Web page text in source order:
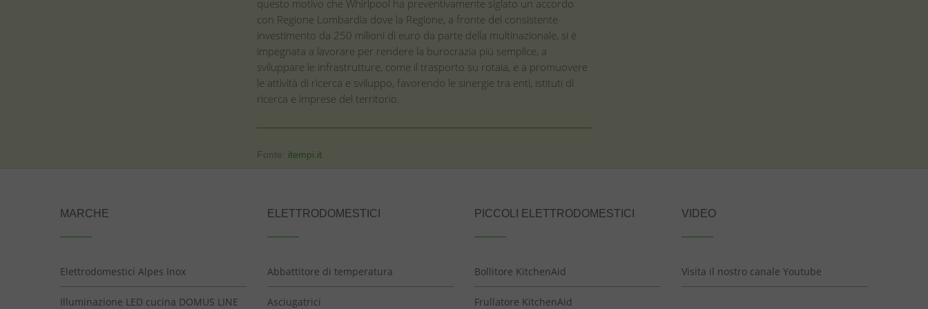
questo motivo che Whirlpool ha preventivamente siglato un accordo
con Regione Lombardia dove la Regione, a fronte del consistente
investimento da 250 milioni di euro da parte della multinazionale, si è
impegnata a lavorare per rendere la burocrazia più semplice, a
sviluppare le infrastrutture, come il trasporto su rotaia, e a promuovere
le attività di ricerca e sviluppo, favorendo le sinergie tra enti, istituti di
ricerca e imprese del territorio.
Fonte: itempi.it
MARCHE
Elettrodomestici Alpes Inox
Illuminazione LED cucina DOMUS LINE
ELETTRODOMESTICI
Abbattitore di temperatura
Asciugatrici
PICCOLI ELETTRODOMESTICI
Bollitore KitchenAid
Frullatore KitchenAid
VIDEO
Visita il nostro canale Youtube